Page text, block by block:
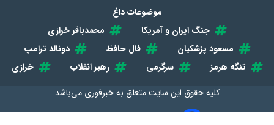
موضوعات داغ
جنگ ایران و آمریکا
محمدباقر خرازی
مسعود پزشکیان
فال حافظ
دونالد ترامپ
تنگه هرمز
سرگرمی رهبر انقلاب
خرازی
کلیه حقوق این سایت متعلق بهخبرفوری می‌باشد